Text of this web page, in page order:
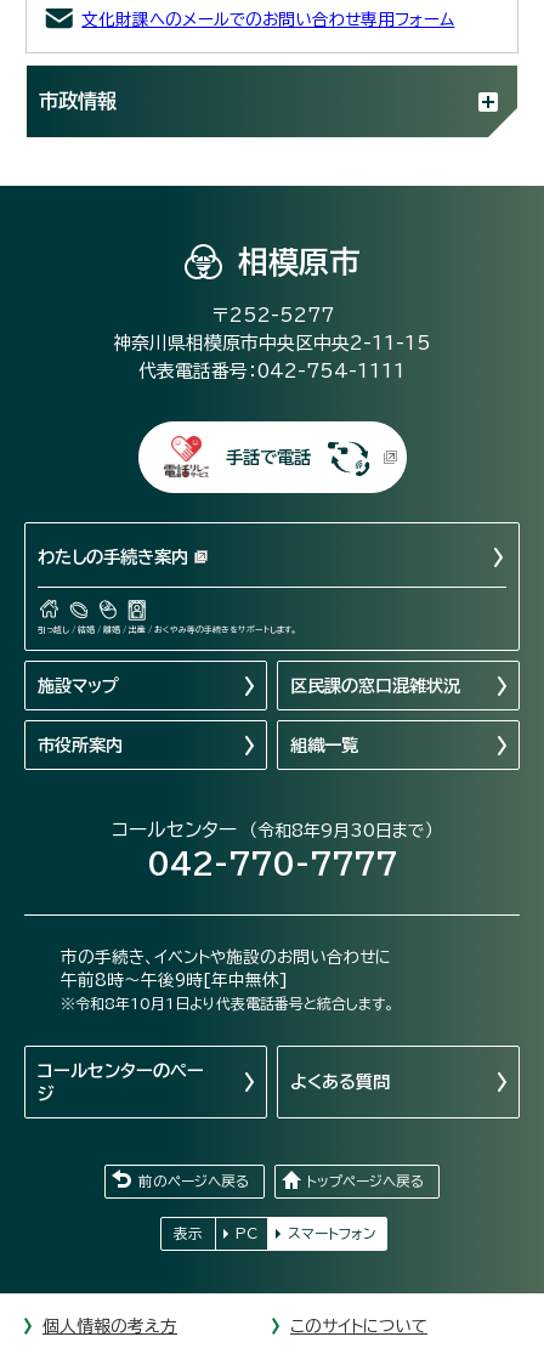
文化財課へのメールでのお問い合わせ専用フォーム
市政情報
相模原市
〒252-5277
神奈川県相模原市中央区中央2-11-15
代表電話番号：042-754-1111
手話で電話
わたしの手続き案内
引っ越し / 結婚 / 離婚 / 出産 / おくやみ等の手続きをサポートします。
施設マップ 区民課の窓口混雑状況
市役所案内 組織一覧
コールセンター （令和8年9月30日まで）
042-770-7777
市の手続き、イベントや施設のお問い合わせに
午前8時～午後9時[年中無休]
※令和8年10月1日より代表電話番号と統合します。
コールセンターのペー
ジ
よくある質問
前のページへ戻る トップページへ戻る
表示 PC スマートフォン
個人情報の考え方 このサイトについて